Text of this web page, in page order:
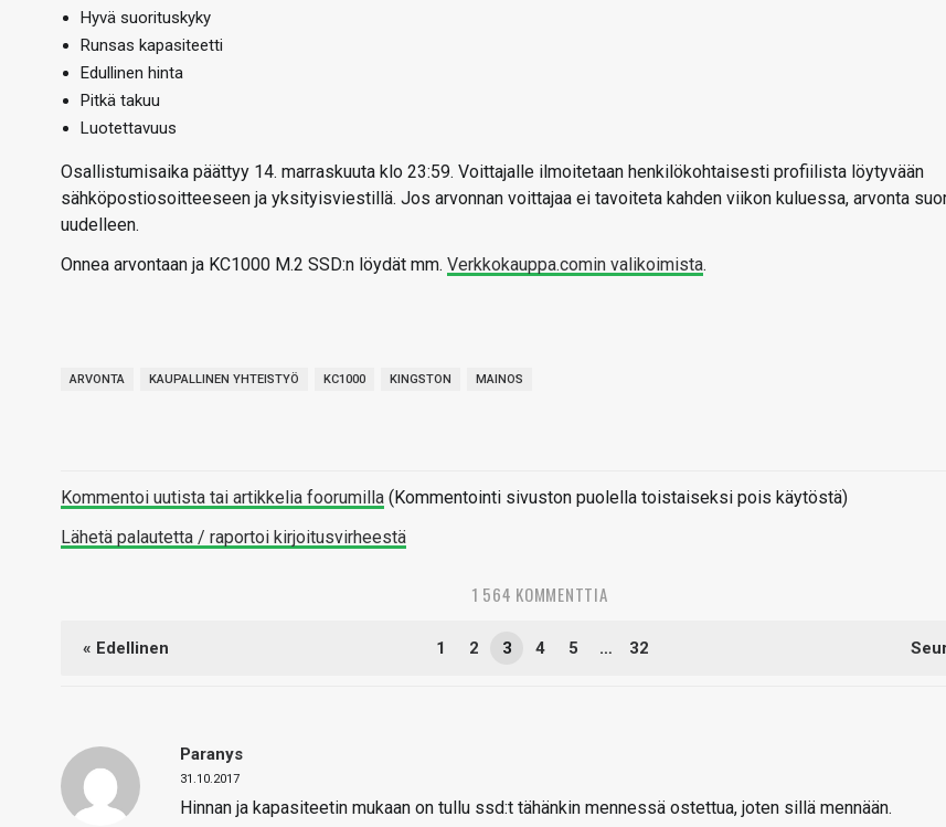
Hyvä suorituskyky
Runsas kapasiteetti
Edullinen hinta
Pitkä takuu
Luotettavuus
Osallistumisaika päättyy 14. marraskuuta klo 23:59. Voittajalle ilmoitetaan henkilökohtaisesti profiilista löytyvään
sähköpostiosoitteeseen ja yksityisviestillä. Jos arvonnan voittajaa ei tavoiteta kahden viikon kuluessa, arvonta
uudelleen.
Onnea arvontaan ja KC1000 M.2 SSD:n löydät mm. Verkkokauppa.comin valikoimista.
ARVONTA KAUPALLINEN YHTEISTYÖ KC1000 KINGSTON MAINOS
Kommentoi uutista tai artikkelia foorumilla (Kommentointi sivuston puolella toistaiseksi pois käytöstä)
Lähetä palautetta / raportoi kirjoitusvirheestä
1 564 KOMMENTTIA
« Edellinen 1 2 3 4 5 … 32
Paranys
31.10.2017
Hinnan ja kapasiteetin mukaan on tullu ssd:t tähänkin mennessä ostettua, joten sillä mennään.